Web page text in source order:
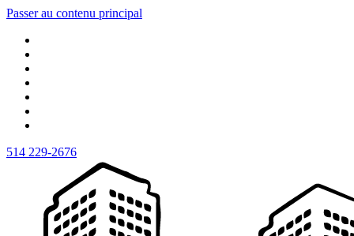
Passer au contenu principal
514 229-2676